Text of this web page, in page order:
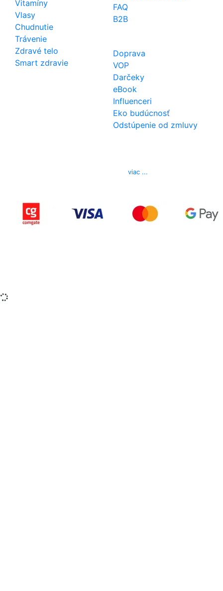
Vitamíny
Vlasy
Chudnutie
Trávenie
Zdravé telo
Smart zdravie
FAQ
B2B
Doprava
VOP
Darčeky
eBook
Influenceri
Eko budúcnosť
Odstúpenie od zmluvy
viac ...